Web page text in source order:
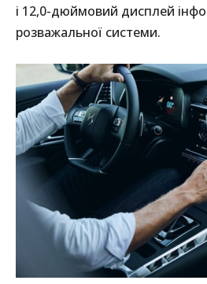
і 12,0-дюймовий дисплей
розважальної системи.